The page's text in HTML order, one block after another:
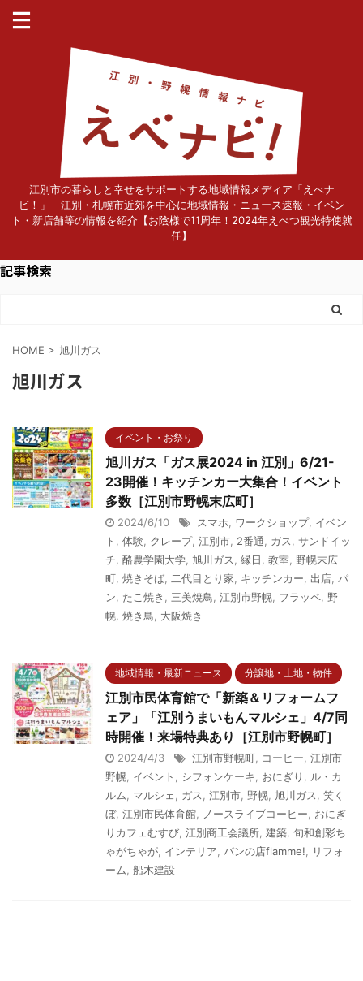
江別市の暮らしと幸せをサポートする地域情報メディア「えべナ
ビ！」 江別・札幌市近郊を中心に地域情報・ニュース速報・イベン
ト・新店舗等の情報を紹介【お陰様で11周年！2024年えべつ観光特使就
任】
記事検索
HOME > 旭川ガス
旭川ガス
イベント・お祭り
旭川ガス「ガス展2024 in 江別」6/21-
23開催！キッチンカー大集合！イベント
多数［江別市野幌末広町］
2024/6/10 スマホ, ワークショップ, イベン
ト , 体験, クレープ, 江別市, 2番通, ガス, サンドイッ
チ, 酪農学園大学, 旭川ガス, 縁日, 教室, 野幌末広
町, 焼きそば, 二代目とり家, キッチンカー, 出店, パ
ン, たこ焼き , 三美焼鳥, 江別市野幌, フラッペ, 野
幌, 焼き鳥, 大阪焼き
地域情報・最新ニュース 分譲地・土地・物件
江別市民体育館で「新築＆リフォームフ
ェア」「江別うまいもんマルシェ」4/7同
時開催！来場特典あり［江別市野幌町］
2024/4/3 江別市野幌町, コーヒー, 江別市
野幌, イベント , シフォンケーキ, おにぎり , ル・カ
ルム, マルシェ, ガス, 江別市, 野幌, 旭川ガス, 笑く
ぼ, 江別市民体育館, ノースライブコーヒー, おにぎ
りカフェむすび, 江別商工会議所, 建築, 旬和創彩ち
ゃがちゃが, インテリア, パンの店flamme!, リフォ
ーム, 船木建設